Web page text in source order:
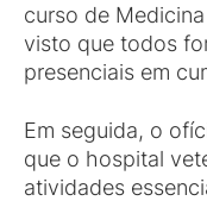
curso de
visto que todos
presenciais em
Em seguida, o
que o hospital
atividades